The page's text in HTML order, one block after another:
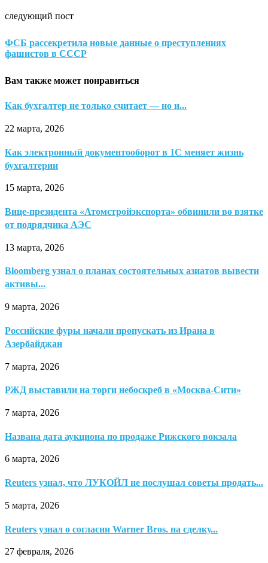
следующий пост
ФСБ рассекретила новые данные о преступлениях
фашистов в СССР
Вам также может понравиться
Как бухгалтер не только считает — но и...
22 марта, 2026
Как электронный документооборот в 1С меняет жизнь
бухгалтерии
15 марта, 2026
Вице-президента «Атомстройэкспорта» обвинили во взятке
от подрядчика АЭС
13 марта, 2026
Bloomberg узнал о планах состоятельных азиатов вывести
активы...
9 марта, 2026
Российские фуры начали пропускать из Ирана в
Азербайджан
7 марта, 2026
РЖД выставили на торги небоскреб в «Москва-Сити»
7 марта, 2026
Названа дата аукциона по продаже Рижского вокзала
6 марта, 2026
Reuters узнал, что ЛУКОЙЛ не послушал советы продать...
5 марта, 2026
Reuters узнал о согласии Warner Bros. на сделку...
27 февраля, 2026